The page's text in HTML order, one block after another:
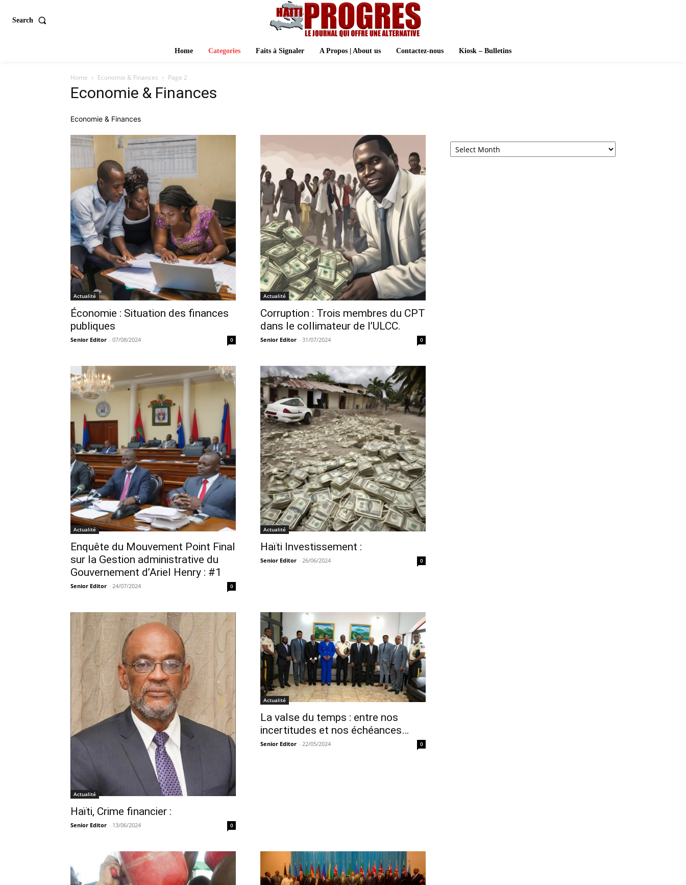
Search
Home Categories Faits à Signaler A Propos | About us Contactez-nous Kiosk – Bulletins
Home Economie & Finances Page 2
Economie & Finances
Economie & Finances
Actualité
Économie : Situation des finances
publiques
Senior Editor - 07/08/2024 0
Actualité
Corruption : Trois membres du CPT
dans le collimateur de l’ULCC.
Senior Editor - 31/07/2024 0
Actualité
Enquête du Mouvement Point Final
sur la Gestion administrative du
Gouvernement d’Ariel Henry : #1
Senior Editor - 24/07/2024 0
Actualité
Haïti Investissement :
Senior Editor - 26/06/2024 0
Actualité
Haïti, Crime financier :
Senior Editor - 13/06/2024 0
Actualité
La valse du temps : entre nos
incertitudes et nos échéances…
Senior Editor - 22/05/2024 0
Archives